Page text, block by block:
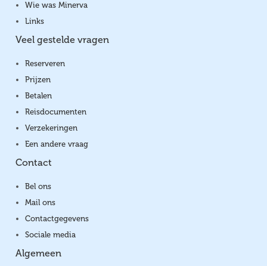
Wie was Minerva
Links
Veel gestelde vragen
Reserveren
Prijzen
Betalen
Reisdocumenten
Verzekeringen
Een andere vraag
Contact
Bel ons
Mail ons
Contactgegevens
Sociale media
Algemeen